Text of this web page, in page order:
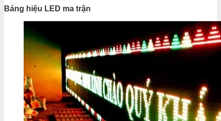
Bảng hiệu LED ma trận